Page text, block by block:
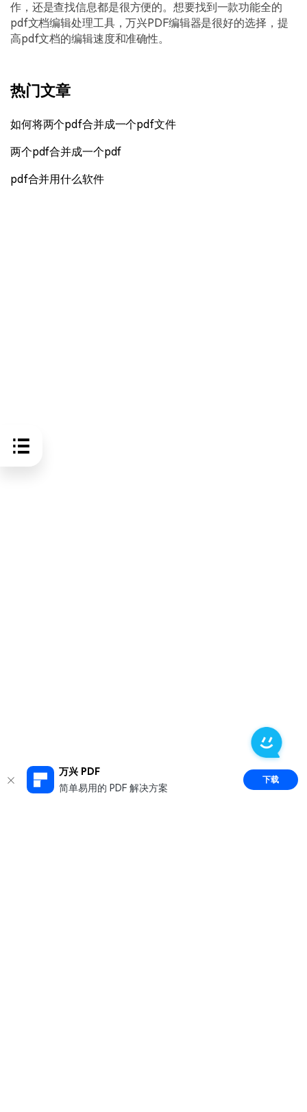
万兴 PDF
简单易用的 PDF 解决方案
下载
作，还是查找信息都是很方便的。想要找到一款功能全的
pdf文档编辑处理工具，万兴PDF编辑器是很好的选择，提
高pdf文档的编辑速度和准确性。
热门文章
如何将两个pdf合并成一个pdf文件
两个pdf合并成一个pdf
pdf合并用什么软件